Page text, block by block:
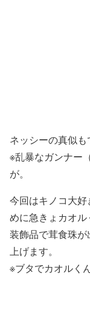
ネッシーの真似も
※乱暴なガンナー
が。
今回はキノコ大
めに急きょカオル
装飾品で茸食珠
上げます。
※ブタでカオルく